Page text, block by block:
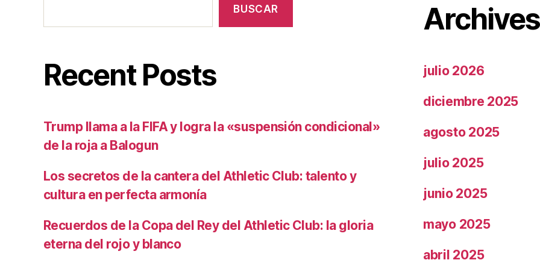
BUSCAR
Recent Posts
Trump llama a la FIFA y logra la «suspensión condicional»
de la roja a Balogun
Los secretos de la cantera del Athletic Club: talento y
cultura en perfecta armonía
Recuerdos de la Copa del Rey del Athletic Club: la gloria
eterna del rojo y blanco
Archives
julio 2026
diciembre 2025
agosto 2025
julio 2025
junio 2025
mayo 2025
abril 2025